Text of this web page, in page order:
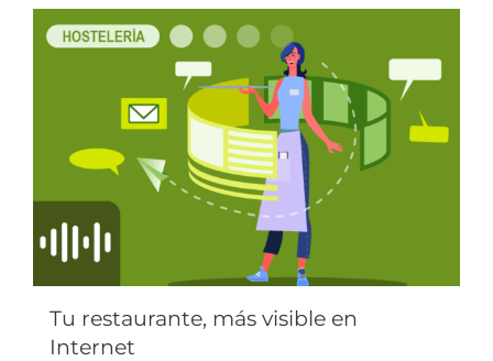
Tu restaurante, más visible en
Internet